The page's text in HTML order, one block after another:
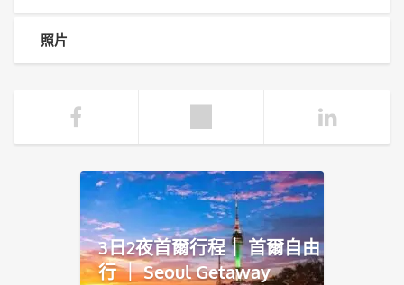
照片
3日2夜首爾行程｜ 首爾自由
行 ｜ Seoul Getaway